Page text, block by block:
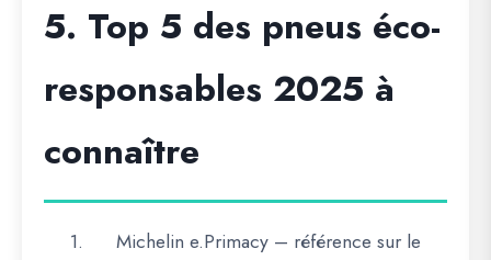
5. Top 5 des pneus éco-
responsables 2025 à
connaître
1. Michelin e.Primacy – référence sur le